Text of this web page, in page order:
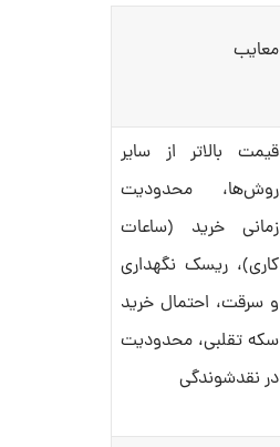
معایب
قیمت بالاتر از سایر
روش‌ها، محدودیت
زمانی خرید (ساعات
کاری)، ریسک نگهداری
و سرقت، احتمال خرید
سکه تقلبی، محدودیت
در نقدشوندگی